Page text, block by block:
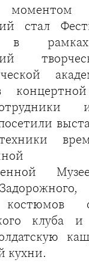
стал
в
костюмов
клуба и
кухни.